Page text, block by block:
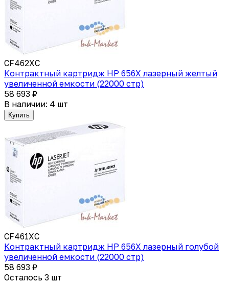
CF462XC
Контрактный картридж HP 656X лазерный желтый
увеличенной емкости (22000 стр)
58 693 ₽
В наличии: 4 шт
Купить
CF461XC
Контрактный картридж HP 656X лазерный голубой
увеличенной емкости (22000 стр)
58 693 ₽
Осталось 3 шт